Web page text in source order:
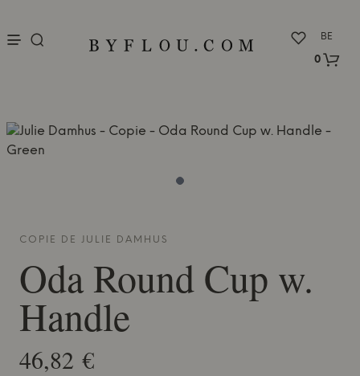
BE
0
COPIE DE JULIE DAMHUS
Oda Round Cup w.
Handle
46,82 €